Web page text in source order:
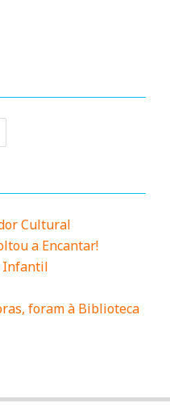
Cultural
a Encantar!
Infantil
foram à Biblioteca